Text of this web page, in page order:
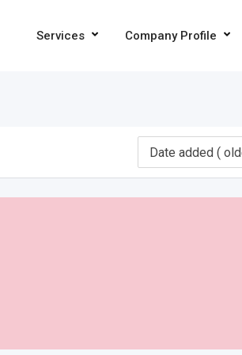
Services Company Profile